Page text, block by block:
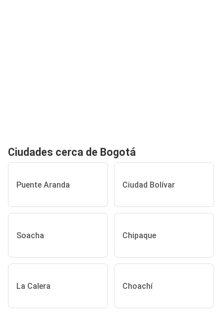
Ciudades cerca de Bogotá
Puente Aranda Ciudad Bolívar
Soacha Chipaque
La Calera Choachí